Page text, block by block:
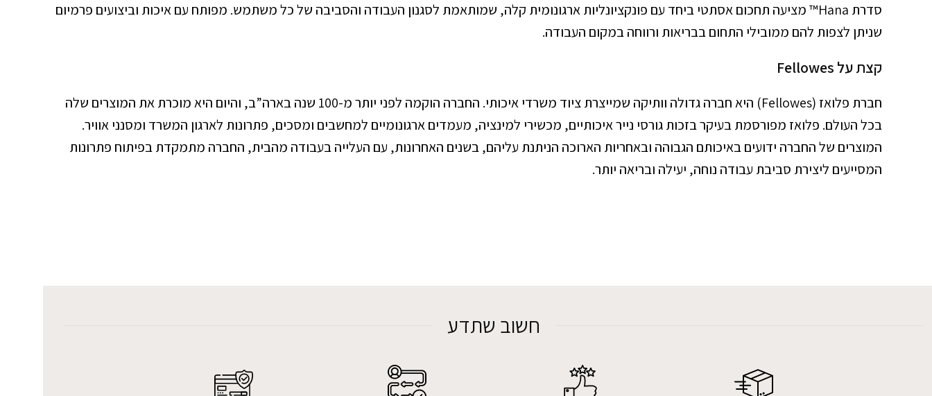
סדרת Hana™ מציעה תחכום אסתטי ביחד עם פונקציונליות ארגונומית קלה, שמותאמת לסגנון העבודה והסביבה של כל משתמש. מפותח עם איכות וביצועים פרמיום
שניתן לצפות להם ממובילי התחום בבריאות ורווחה במקום העבודה.
קצת על Fellowes
חברת פלואז (Fellowes) היא חברה גדולה וותיקה שמייצרת ציוד משרדי איכותי. החברה הוקמה לפני יותר מ-100 שנה בארה”ב, והיום היא מוכרת את המוצרים שלה
בכל העולם. פלואז מפורסמת בעיקר בזכות גורסי נייר איכותיים, מכשירי למינציה, מעמדים ארגונומיים למחשבים ומסכים, פתרונות לארגון המשרד ומסנני אוויר.
המוצרים של החברה ידועים באיכותם הגבוהה ובאחריות הארוכה הניתנת עליהם, בשנים האחרונות, עם העלייה בעבודה מהבית, החברה מתמקדת בפיתוח פתרונות
המסייעים ליצירת סביבת עבודה נוחה, יעילה ובריאה יותר.
חשוב שתדע